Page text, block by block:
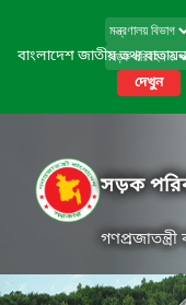
বাংলাদেশ জাতীয় তথ্য বাতায়ন
দেখুন
সড়ক